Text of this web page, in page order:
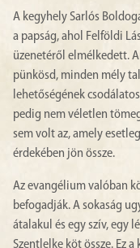
A kegyhely Sarlós
a papság, ahol Felföldi
üzenetéről elmélkedett.
pünkösd, minden mély
lehetőségének
pedig nem véletlen
sem volt az, amely
érdekében jön össze.
Az evangélium valóban
befogadják. A sokaság
átalakul és egy szív, egy
Szentlelke köt össze. Ez